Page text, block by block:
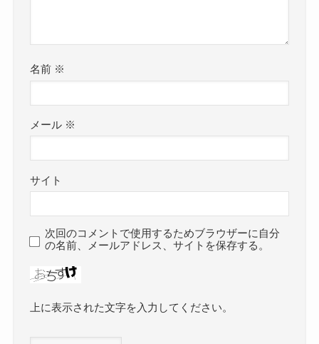
名前 ※
メール ※
サイト
次回のコメントで使用するためブラウザーに自分
の名前、メールアドレス、サイトを保存する。
上に表示された文字を入力してください。